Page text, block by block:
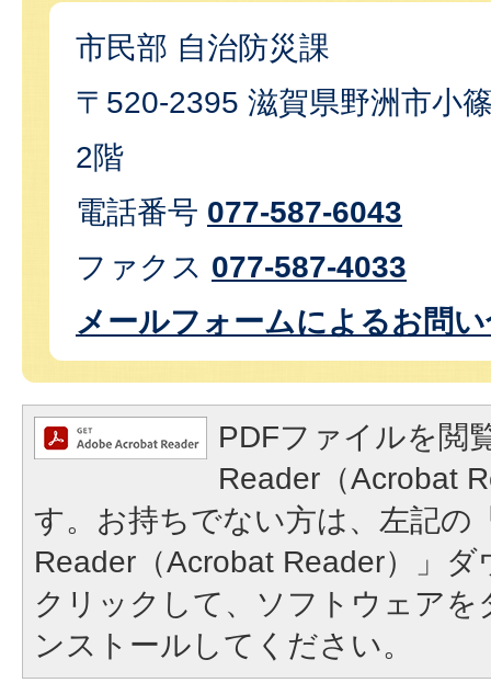
市民部 自治防災課
〒520-2395 滋賀県野洲市小
2階
電話番号 077-587-6043
ファクス 077-587-4033
メールフォームによるお問
PDFファイルを閲
Reader（Acrobat
す。お持ちでない方は、左記の
Reader（Acrobat Reader）」
クリックして、ソフトウェア
ンストールしてください。